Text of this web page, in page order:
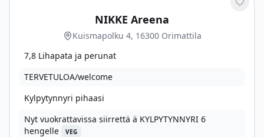
NIKKE Areena
Kuismapolku 4, 16300 Orimattila
7,8 Lihapata ja perunat
TERVETULOA/welcome
Kylpytynnyri pihaasi
Nyt vuokrattavissa siirrettä ä KYLPYTYNNYRI 6
hengelle
VEG